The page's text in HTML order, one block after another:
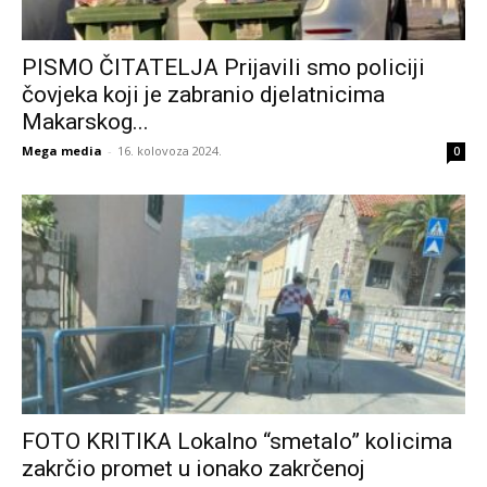
PISMO ČITATELJA Prijavili smo policiji
čovjeka koji je zabranio djelatnicima
Makarskog...
Mega media - 16. kolovoza 2024. 0
FOTO KRITIKA Lokalno “smetalo” kolicima
zakrčio promet u ionako zakrčenoj